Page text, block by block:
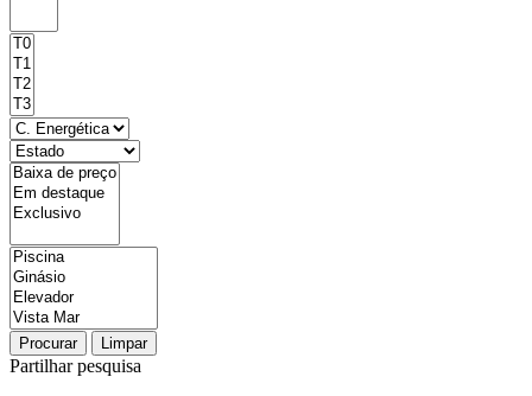
Procurar Limpar
Partilhar pesquisa